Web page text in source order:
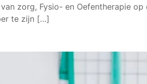
zorg, Fysio- en Oefentherapie op
te zijn […]